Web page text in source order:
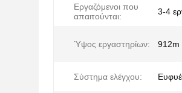
Εργαζόμενοι που
απαιτούνται:
3-4
Ύψος εργαστηρίων: 912m
Σύστημα ελέγχου: